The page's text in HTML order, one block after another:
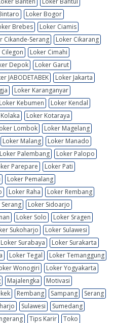
Loker Bogor
Brebes
Loker Ciamis
Cikande-Serang
Loker Cikarang
Loker Cimahi
Depok
Loker Garut
JABODETABEK
Loker Jakarta
Loker Karanganyar
Loker Kebumen
Loker Kendal
Loker Kotaraya
Lombok
Loker Magelang
Loker Malang
Loker Manado
Loker Palembang
Loker Palopo
Parepare
Loker Pati
Loker Pemalang
Loker Raha
Loker Rembang
Loker Sidoarjo
Loker Solo
Loker Sragen
Sukoharjo
Loker Sulawesi
Loker Surabaya
Loker Surakarta
Loker Tegal
Loker Temanggung
Wonogiri
Loker Yogyakarta
Majalengka
Motivasi
Rembang Sampang
Serang
Sulawesi
Sumedang
Tips Karir Toko